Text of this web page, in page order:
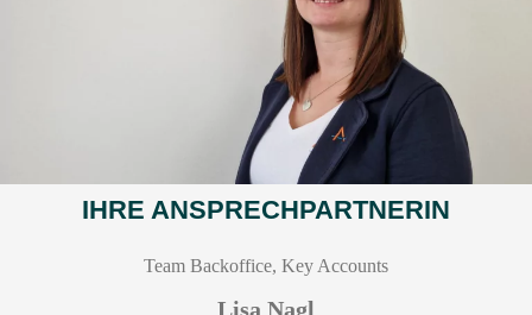
IHRE ANSPRECHPARTNERIN
Team Backoffice, Key Accounts
Lisa Nagl